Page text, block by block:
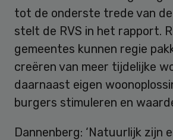
tot de onderste trede van
stelt de RVS in het rapport.
gemeentes kunnen regie
creëren van meer tijdelijke
daarnaast eigen
burgers stimuleren en
Dannenberg: ‘Natuurlijk zijn